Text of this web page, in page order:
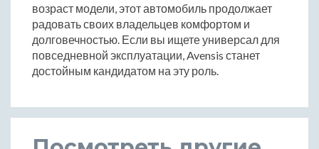
возраст модели, этот автомобиль продолжает
радовать своих владельцев комфортом и
долговечностью. Если вы ищете универсал для
повседневной эксплуатации, Avensis станет
достойным кандидатом на эту роль.